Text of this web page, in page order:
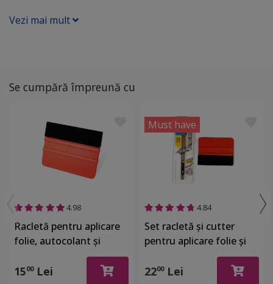
Vezi mai mult
Se cumpără împreună cu
4.98
Racletă pentru aplicare
folie, autocolant şi
stickere, din plastic cu o
latură cu pâslă
1500Lei
Must have
4.84
Set racletă şi cutter
pentru aplicare folie şi
2200Lei